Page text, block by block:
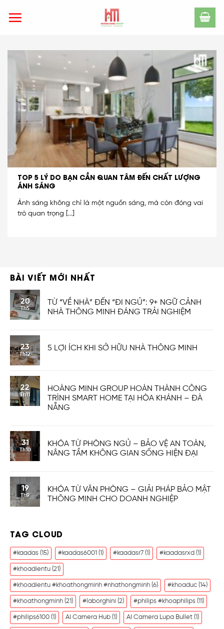
TOP 5 LÝ DO BẠN CẦN QUAN TÂM ĐẾN CHẤT LƯỢNG
ÁNH SÁNG
Ánh sáng không chỉ là một nguồn sáng, mà còn đóng vai
trò quan trọng [...]
BÀI VIẾT MỚI NHẤT
20
Th5
TỪ “VỀ NHÀ” ĐẾN “ĐI NGỦ”: 9+ NGỮ CẢNH
NHÀ THÔNG MINH ĐÁNG TRẢI NGHIỆM
23
Th12
5 LỢI ÍCH KHI SỞ HỮU NHÀ THÔNG MINH
22
Th11
HOÀNG MINH GROUP HOÀN THÀNH CÔNG
TRÌNH SMART HOME TẠI HÒA KHÁNH – ĐÀ
NẴNG
31
Th10
KHÓA TỪ PHÒNG NGỦ – BẢO VỆ AN TOÀN,
NÂNG TẦM KHÔNG GIAN SỐNG HIỆN ĐẠI
19
Th9
KHÓA TỪ VĂN PHÒNG – GIẢI PHÁP BẢO MẬT
THÔNG MINH CHO DOANH NGHIỆP
TAG CLOUD
#kaadas (15) #kaadas6001 (1) #kaadasr7 (1) #kaadasrxd (1)
#khoadientu (21)
#khoadientu #khoathongminh #nhathongminh (6) #khoaduc (14)
#khoathongminh (21) #laborghini (2) #philips #khoaphilips (11)
#philips6100 (1) AI Camera Hub (1) AI Camera Lupa Bullet (1)